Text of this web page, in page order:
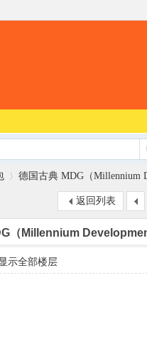
›
德国古典 MDG（Millennium
返回列表
（Millennium
示全部楼层